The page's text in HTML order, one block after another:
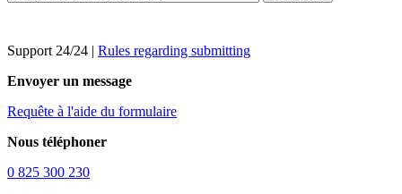
Support 24/24 | Rules regarding submitting
Envoyer un message
Requête à l'aide du formulaire
Nous téléphoner
0 825 300 230